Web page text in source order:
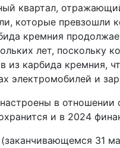
квартал,
которые превзошли
кремния
лет, поскольку
из карбида кремния,
электромобилей и
в отношении
и в 2024
31